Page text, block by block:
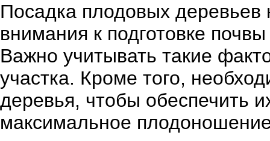
Посадка плодовых деревьев
внимания к подготовке
Важно учитывать такие
участка. Кроме того,
деревья, чтобы обеспечить
максимальное